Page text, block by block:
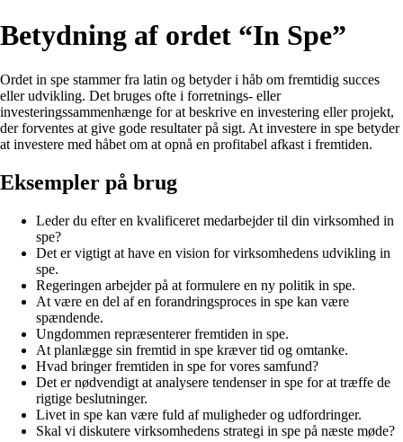
Betydning af ordet “In Spe”
Ordet in spe stammer fra latin og betyder i håb om fremtidig succes
eller udvikling. Det bruges ofte i forretnings- eller
investeringssammenhænge for at beskrive en investering eller projekt,
der forventes at give gode resultater på sigt. At investere in spe betyder
at investere med håbet om at opnå en profitabel afkast i fremtiden.
Eksempler på brug
Leder du efter en kvalificeret medarbejder til din virksomhed in
spe?
Det er vigtigt at have en vision for virksomhedens udvikling in
spe.
Regeringen arbejder på at formulere en ny politik in spe.
At være en del af en forandringsproces in spe kan være
spændende.
Ungdommen repræsenterer fremtiden in spe.
At planlægge sin fremtid in spe kræver tid og omtanke.
Hvad bringer fremtiden in spe for vores samfund?
Det er nødvendigt at analysere tendenser in spe for at træffe de
rigtige beslutninger.
Livet in spe kan være fuld af muligheder og udfordringer.
Skal vi diskutere virksomhedens strategi in spe på næste møde?